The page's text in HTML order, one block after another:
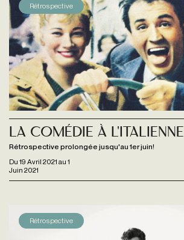
Rétrospective
Du 19 Avril 2021 au 1
Juin 2021
La Comédie à l'italienne
Rétrospective prolongée jusqu'au 1er juin!
Rétrospective